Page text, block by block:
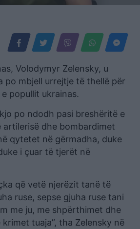
Volodymyr Zelensky, u
po mbjell urrejtje të thellë për
popullit ukrainas.
po ndodh pasi breshëritë e
artilerisë dhe bombardimet
qytetet në gërmadha, duke
i çuar të tjerët në
që vetë njerëzit tanë të
ruse, sepse gjuha ruse tani
me ju, me shpërthimet dhe
tuaja”, tha Zelensky në